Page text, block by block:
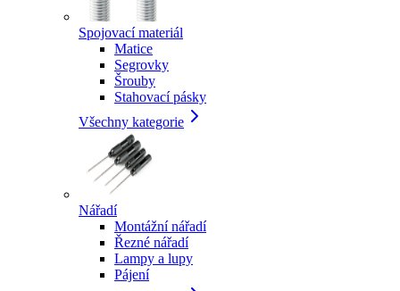
Spojovací materiál
Matice
Segrovky
Šrouby
Stahovací pásky
Všechny kategorie
Nářadí
Montážní nářadí
Řezné nářadí
Lampy a lupy
Pájení